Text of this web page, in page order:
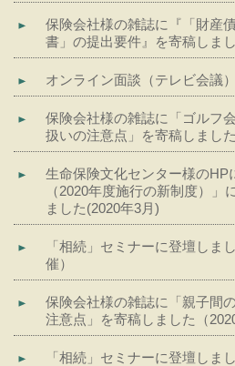
保険会社様の雑誌に『「財産
書」の提出要件』を寄稿しまし
オンライン面談（テレビ会議
保険会社様の雑誌に「ゴルフ
扱いの注意点」を寄稿しました
生命保険文化センター様のHP
（2020年度施行の新制度）」
ました(2020年3月)
「相続」セミナーに登壇しま
催）
保険会社様の雑誌に「親子間
注意点」を寄稿しました（
「相続」セミナーに登壇しま